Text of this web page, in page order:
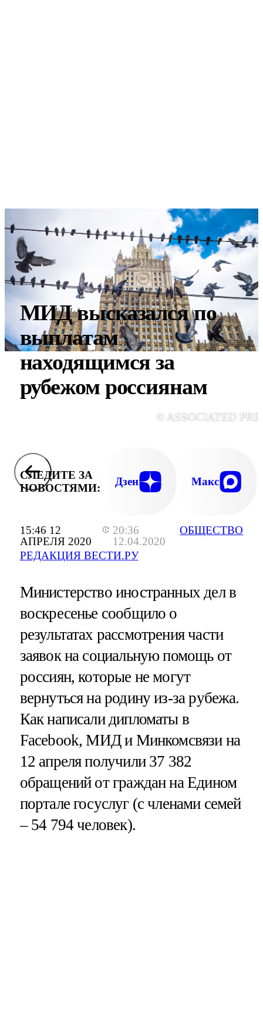
15:46 12
АПРЕЛЯ 2020
20:36
12.04.2020
РЕДАКЦИЯ ВЕСТИ.РУ
ОБЩЕСТВО
МИД высказался по
выплатам
находящимся за
рубежом россиянам
© ASSOCIATED
СЛЕДИТЕ ЗА
НОВОСТЯМИ:
Дзен Макс
Министерство иностранных дел в
воскресенье сообщило о
результатах рассмотрения части
заявок на социальную помощь от
россиян, которые не могут
вернуться на родину из-за рубежа.
Как написали дипломаты в
Facebook, МИД и Минкомсвязи на
12 апреля получили 37 382
обращений от граждан на Едином
портале госуслуг (с членами семей
– 54 794 человек).